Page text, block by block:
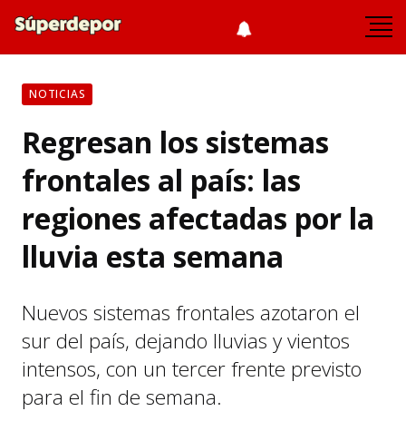
NOTICIAS
Regresan los sistemas
frontales al país: las
regiones afectadas por la
lluvia esta semana
Nuevos sistemas frontales azotaron el
sur del país, dejando lluvias y vientos
intensos, con un tercer frente previsto
para el fin de semana.